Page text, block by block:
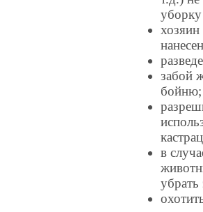
забой
бойню;
в
убрать